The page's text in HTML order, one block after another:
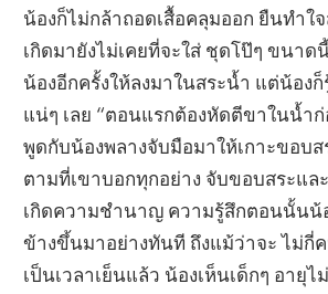
น้องก็ไม่กล้าถอดเสื้อคลุมออก ยืนทำใ
เกิดมายังไม่เคยที่จะใส่ ชุดโป๊ๆ ขนาด
น้องอีกครั้งให้ลงมาในสระน้ำ แต่น้องก็
แน่ๆ เลย “ตอนแรกต้องหัดตีขาในน้ำ
พูดกับน้องพลางจับมือมาให้เกาะขอบส
ตามที่เขาบอกทุกอย่าง จับขอบสระแ
เกิดความชำนาญ ความรู้สึกตอนนั้นน้
ข้างขึ้นมาอย่างทันที ถึงแม้ว่าจะ ไม่กี่
เป็นเวลาเย็นแล้ว น้องเห็นเด็กๆ อายุไ